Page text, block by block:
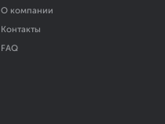
О компании
Контакты
FAQ